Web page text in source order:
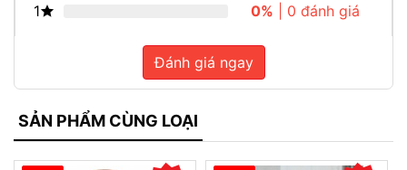
1
0% | 0 đánh giá
Đánh giá ngay
SẢN PHẨM CÙNG LOẠI